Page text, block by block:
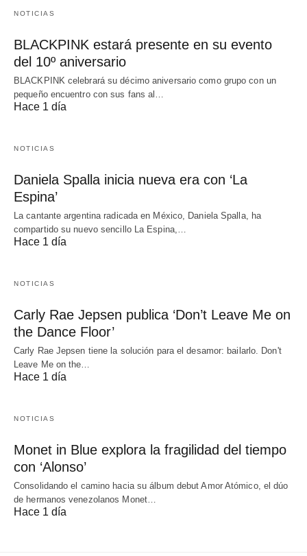
NOTICIAS
BLACKPINK estará presente en su evento
del 10º aniversario
BLACKPINK celebrará su décimo aniversario como grupo con un
pequeño encuentro con sus fans al…
Hace 1 día
NOTICIAS
Daniela Spalla inicia nueva era con ‘La
Espina’
La cantante argentina radicada en México, Daniela Spalla, ha
compartido su nuevo sencillo La Espina,…
Hace 1 día
NOTICIAS
Carly Rae Jepsen publica ‘Don’t Leave Me on
the Dance Floor’
Carly Rae Jepsen tiene la solución para el desamor: bailarlo. Don't
Leave Me on the…
Hace 1 día
NOTICIAS
Monet in Blue explora la fragilidad del tiempo
con ‘Alonso’
Consolidando el camino hacia su álbum debut Amor Atómico, el dúo
de hermanos venezolanos Monet…
Hace 1 día